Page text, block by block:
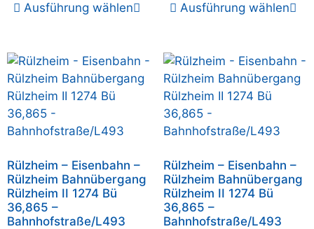
Ausführung wählen Ausführung wählen
Rülzheim – Eisenbahn –
Rülzheim Bahnübergang
Rülzheim II 1274 Bü
36,865 –
Bahnhofstraße/L493
Rülzheim – Eisenbahn –
Rülzheim Bahnübergang
Rülzheim II 1274 Bü
36,865 –
Bahnhofstraße/L493